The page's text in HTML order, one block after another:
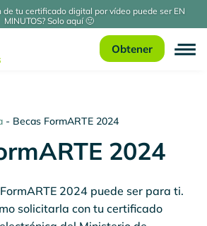
de tu certificado digital por vídeo puede ser EN
MINUTOS? Solo aquí 🙂
Obtener
- Becas FormARTE 2024
2024
2024 puede ser para ti.
solicitarla con tu certificado